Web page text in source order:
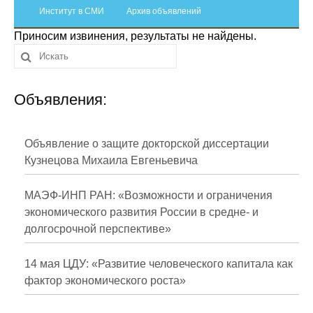
Отчетность
Противодействие коррупции
Материалы для СМИ
Публикации
Научная жизнь
Проблемы прогнозирования
О журнале
Номера журналов
Институт в СМИ Архив объявлений
Приносим извинения, результаты не найдены.
Объявления:
Объявление о защите докторской диссертации
Кузнецова Михаила Евгеньевича
МАЭФ-ИНП РАН: «Возможности и ограничения
экономического развития России в средне- и
долгосрочной перспективе»
14 мая ЦДУ: «Развитие человеческого капитала как
фактор экономического роста»